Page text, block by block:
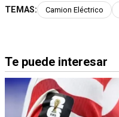
TEMAS: Camion Eléctrico